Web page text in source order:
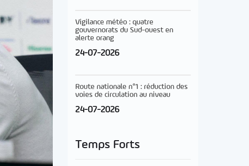
Vigilance météo : quatre
gouvernorats du Sud-ouest en
alerte orang
24-07-2026
Route nationale n°1 : réduction des
voies de circulation au niveau
24-07-2026
Temps Forts